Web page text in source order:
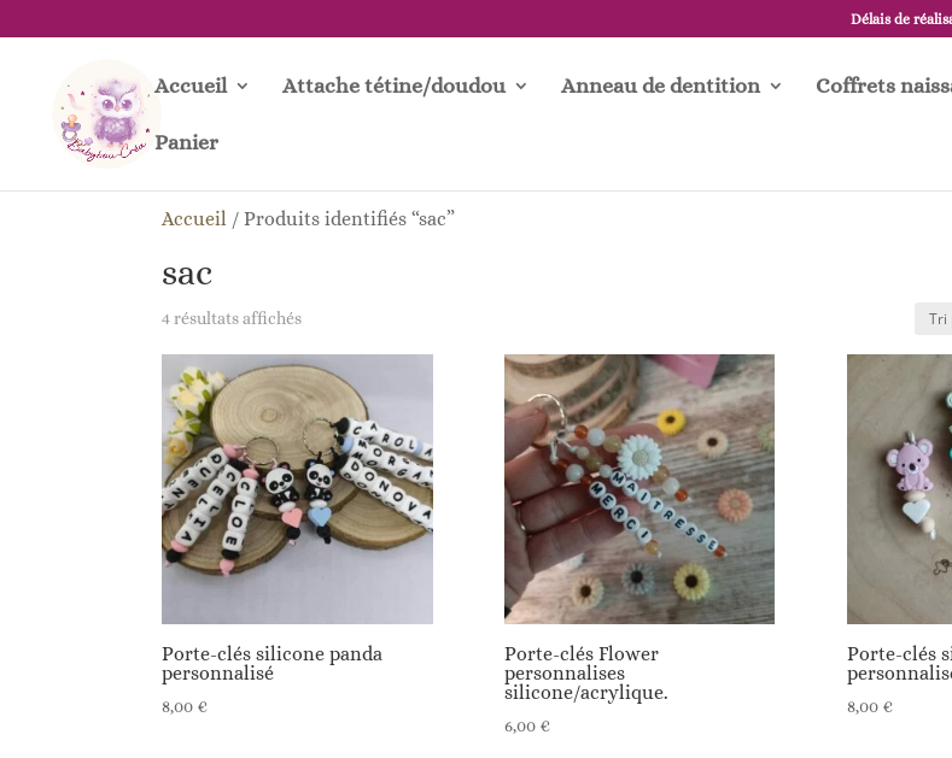
Délais de
Accueil Attache tétine/doudou Anneau de dentition Coffrets
Panier
Accueil /Produits identifiés “sac”
sac
4 résultats affichésTrié
récent
au
plus
ancien
Porte-clés silicone panda
personnalisé
8,00 €
Porte-clés Flower
personnalises
silicone/acrylique.
6,00 €
Porte-clés
8,00 €